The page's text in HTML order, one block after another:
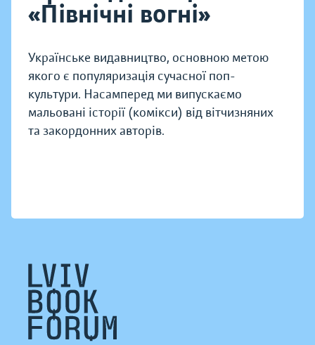
«Північні вогні»
Українське видавництво, основною метою
якого є популяризація сучасної поп-
культури. Насамперед ми випускаємо
мальовані історії (комікси) від вітчизняних
та закордонних авторів.